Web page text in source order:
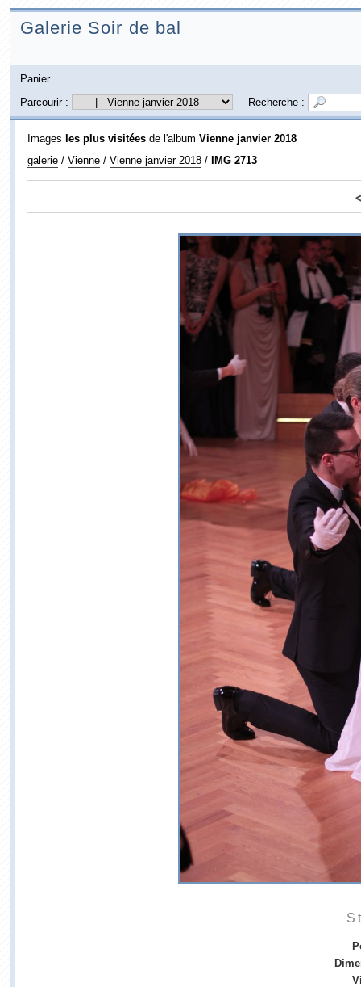
Galerie Soir de bal
Panier
Parcourir :
Recherche :
Images les plus visitéesde l'album Vienne janvier 2018
galerie/ Vienne/ Vienne janvier 2018/ IMG 2713